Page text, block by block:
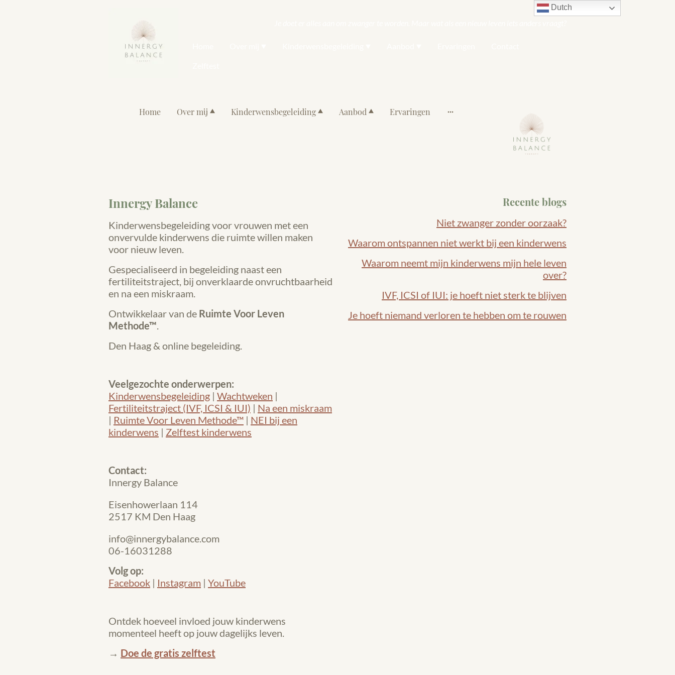
Home Over mij Kinderwensbegeleiding Aanbod Ervaringen
Innergy Balance
Kinderwensbegeleiding voor vrouwen met een
onvervulde kinderwens die ruimte willen maken
voor nieuw leven.
Gespecialiseerd in begeleiding naast een
fertiliteitstraject, bij onverklaarde onvruchtbaarheid
en na een miskraam.
Ontwikkelaar van de Ruimte Voor Leven
Methode™.
Den Haag & online begeleiding.
Veelgezochte onderwerpen:
Kinderwensbegeleiding | Wachtweken |
Fertiliteitstraject (IVF, ICSI & IUI) | Na een miskraam
| Ruimte Voor Leven Methode™ | NEI bij een
kinderwens | Zelftest kinderwens
Contact:
Innergy Balance
Eisenhowerlaan 114
2517 KM Den Haag
info@innergybalance.com
06-16031288
Volg op:
Facebook | Instagram | YouTube
Ontdek hoeveel invloed jouw kinderwens
momenteel heeft op jouw dagelijks leven.
→ Doe de gratis zelftest
Recente blogs
Niet zwanger zonder oorzaak?
Waarom ontspannen niet werkt bij een kinderwens
Waarom neemt mijn kinderwens mijn hele leven
over?
IVF, ICSI of IUI: je hoeft niet sterk te blijven
Je hoeft niemand verloren te hebben om te rouwen
Dutch